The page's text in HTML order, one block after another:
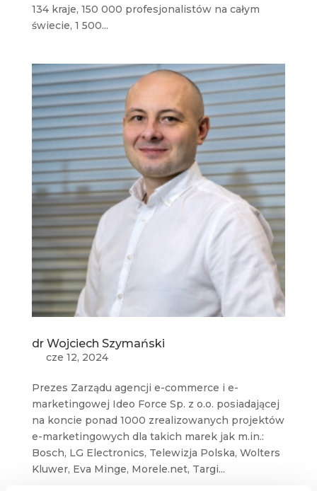
134 kraje, 150 000 profesjonalistów na całym
świecie, 1 500...
dr Wojciech Szymański
cze 12, 2024
Prezes Zarządu agencji e-commerce i e-
marketingowej Ideo Force Sp. z o.o. posiadającej
na koncie ponad 1000 zrealizowanych projektów
e-marketingowych dla takich marek jak m.in.:
Bosch, LG Electronics, Telewizja Polska, Wolters
Kluwer, Eva Minge, Morele.net, Targi...